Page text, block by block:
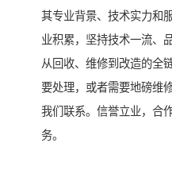
其专业背景、技术实力和
业积累，坚持技术一流、
从回收、维修到改造的全
要处理，或者需要地磅维
我们联系。信誉立业，合
务。